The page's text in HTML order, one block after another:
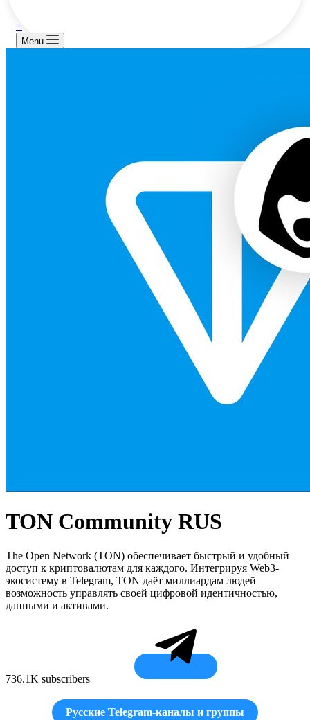
+
Menu
TON Community RUS
The Open Network (TON) обеспечивает быстрый и удобный
доступ к криптовалютам для каждого. Интегрируя Web3-
экосистему в Telegram, TON даёт миллиардам людей
возможность управлять своей цифровой идентичностью,
данными и активами.
736.1K subscribers
Русские Telegram-каналы и группы